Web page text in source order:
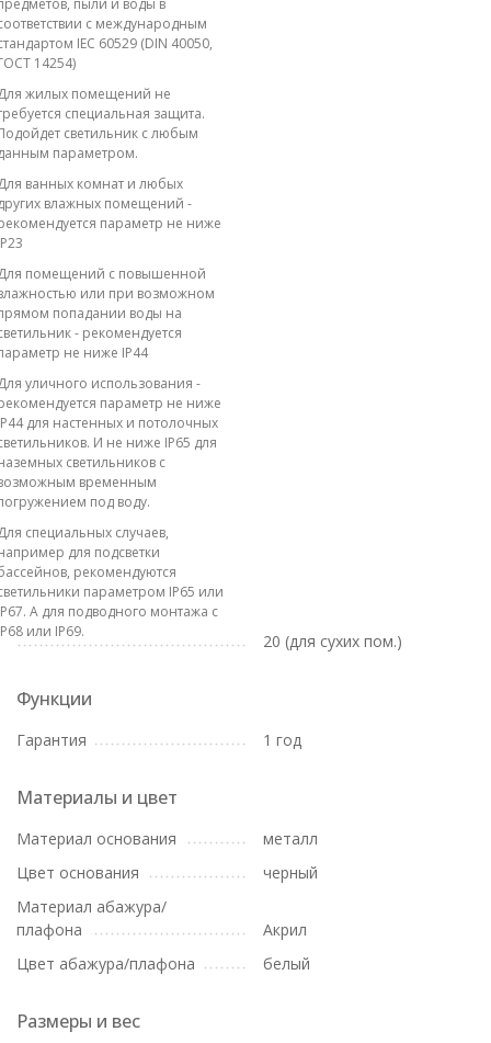
пыли и воды в
с международным
IEC 60529 (DIN 40050,
14254)
жилых помещений не
специальная защита.
светильник с любым
параметром.
ванных комнат и любых
влажных помещений -
параметр не ниже
помещений с повышенной
или при возможном
попадании воды на
- рекомендуется
не ниже IP44
уличного использования -
параметр не ниже
для настенных и потолочных
И не ниже IP65 для
светильников с
временным
под воду.
специальных случаев,
для подсветки
рекомендуются
параметром IP65 или
А для подводного монтажа с
или IP69.
20 (для сухих пом.)
Функции
Гарантия 1 год
Материалы и цвет
Материал основания
металл
Цвет основания
черный
Материал абажура/
плафона
Акрил
Цвет абажура/плафона
белый
Размеры и вес